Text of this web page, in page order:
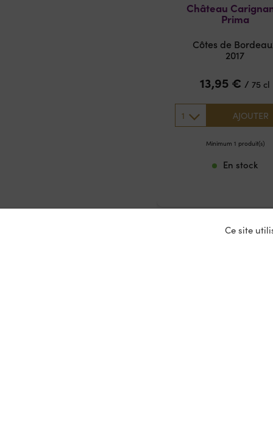
Château
Prima
Côtes de
2017
13,95 € / 75 cl
1 AJOUTER
Minimum 1 produit(s)
En stock
Ce site